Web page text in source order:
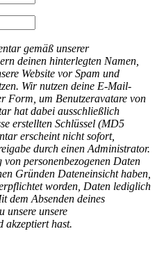
gemäß unserer
deinen hinterlegten Namen,
Website vor Spam und
Wir nutzen deine E-Mail-
Form, um Benutzeravatare von
hat dabei ausschließlich
erstellten Schlüssel (MD5
erscheint nicht sofort,
durch einen Administrator.
personenbezogenen Daten
Gründen Dateneinsicht haben,
worden, Daten lediglich
dem Absenden deines
unsere unsere
akzeptiert hast.